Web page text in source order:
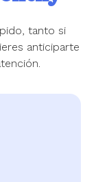
tanto si
anticiparte